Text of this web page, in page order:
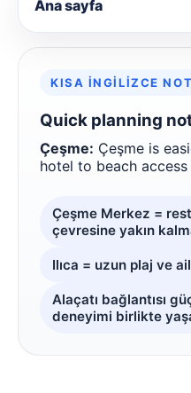
Ana sayfa
KISA İNGILIZCE NOT
Quick planning
Çeşme: Çeşme is
hotel to beach
Çeşme Merkez =
çevresine yakın
Ilıca = uzun plaj ve
Alaçatı bağlantısı
deneyimi birlikte